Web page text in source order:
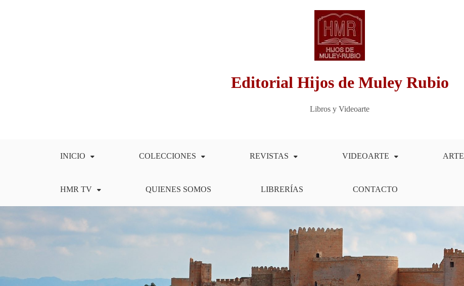
Editorial Hijos de Muley Rubio
Libros y Videoarte
INICIO COLECCIONES REVISTAS VIDEOARTE ARTE
HMR TV QUIENES SOMOS LIBRERÍAS CONTACTO